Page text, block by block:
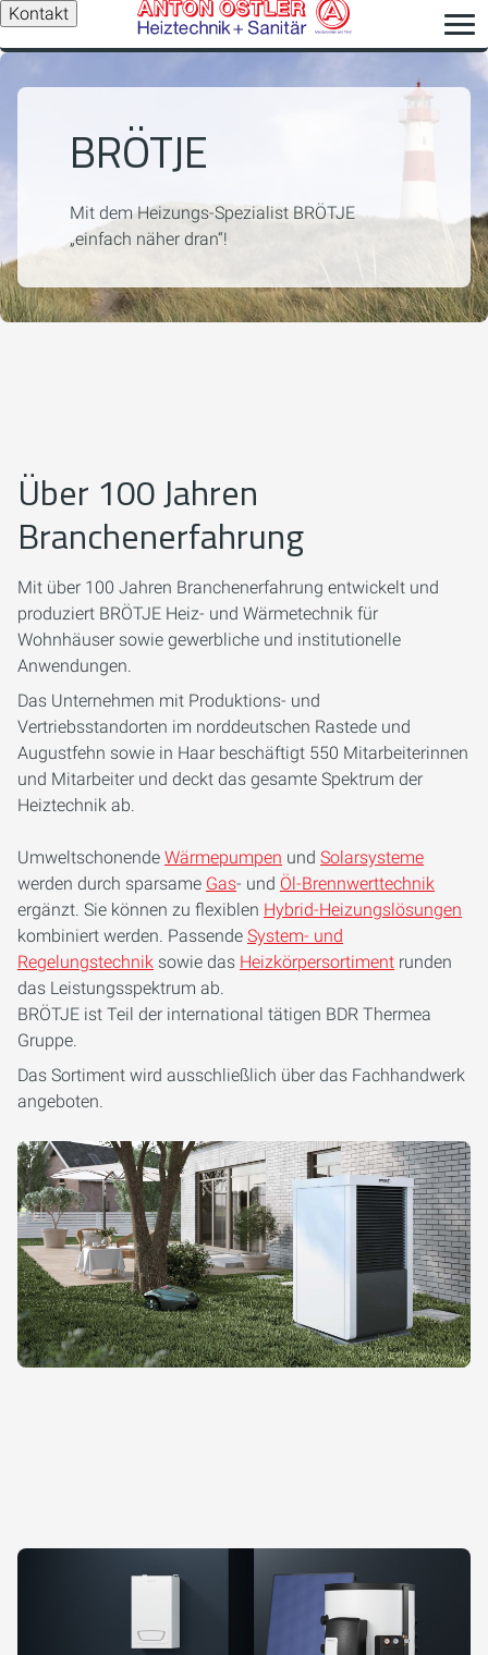
Kontakt
BRÖTJE
Mit dem Heizungs-Spezialist BRÖTJE
„einfach näher dran“!
Über 100 Jahren
Branchenerfahrung
Mit über 100 Jahren Branchenerfahrung entwickelt und
produziert BRÖTJE Heiz- und Wärmetechnik für
Wohnhäuser sowie gewerbliche und institutionelle
Anwendungen.
Das Unternehmen mit Produktions- und
Vertriebsstandorten im norddeutschen Rastede und
Augustfehn sowie in Haar beschäftigt 550 Mitarbeiterinnen
und Mitarbeiter und deckt das gesamte Spektrum der
Heiztechnik ab.
Umweltschonende Wärmepumpen und Solarsysteme
werden durch sparsame Gas- und Öl-Brennwerttechnik
ergänzt. Sie können zu flexiblen Hybrid-Heizungslösungen
kombiniert werden. Passende System- und
Regelungstechnik sowie das Heizkörpersortiment runden
das Leistungsspektrum ab.
BRÖTJE ist Teil der international tätigen BDR Thermea
Gruppe.
Das Sortiment wird ausschließlich über das Fachhandwerk
angeboten.